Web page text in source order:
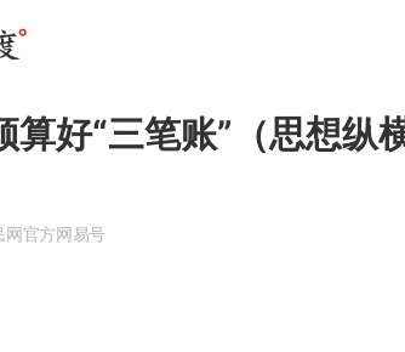
好“三笔账”（思想纵横
网官方网易号